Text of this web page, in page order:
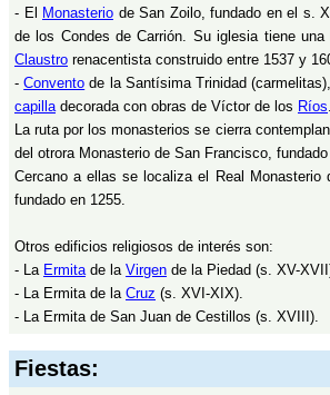
- El Monasterio de San Zoilo, fundado en el s.
de los Condes de Carrión. Su iglesia tiene una
Claustro renacentista construido entre 1537 y
-Convento de la Santísima Trinidad
capilladecorada con obras de Víctor de los Ríos.
La ruta por los monasterios se cierra
del otrora Monasterio de San Francisco,
Cercano a ellas se localiza el Real Monasterio
fundado en 1255.
Otros edificios religiosos de interés son:
- La Ermitade la Virgen de la Piedad (s. XV-
- La Ermita de la Cruz (s. XVI-XIX).
- La Ermita de San Juan de Cestillos (s. XVIII).
Fiestas: